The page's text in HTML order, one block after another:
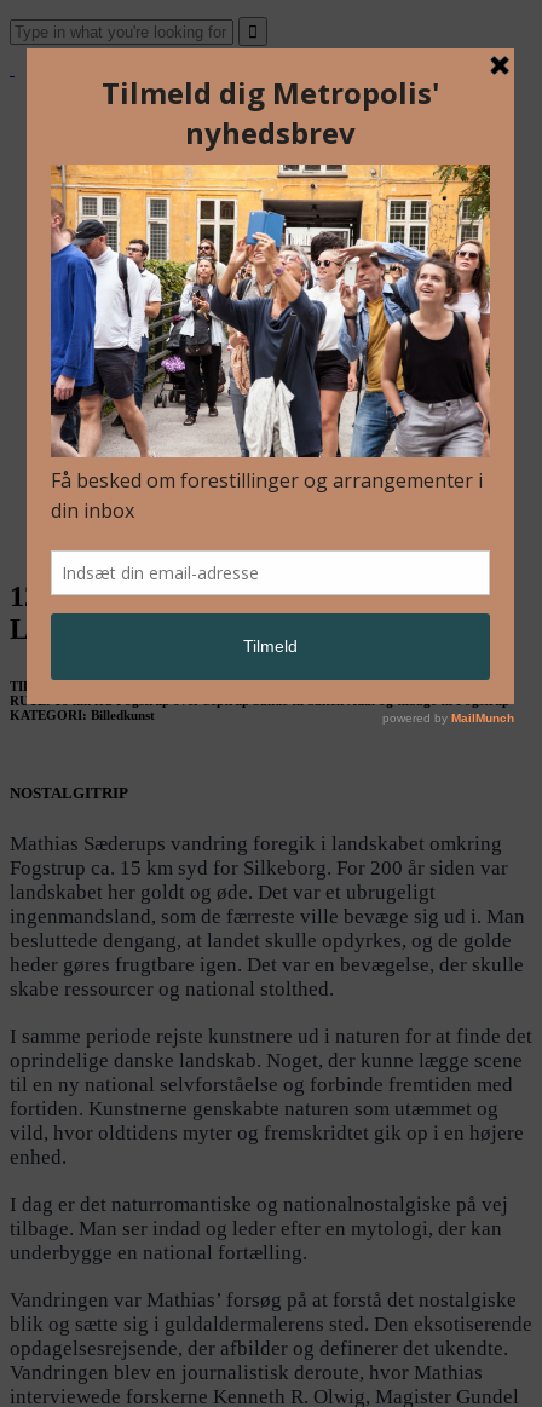
Blog
Arkiv
Nyhedsbrev
Kalender
Kontakt
Dansk
Om Os
Blog
Arkiv
Nyhedsbrev
Kalender
Dansk
12. juli: Mathias Sæderup / Walking
Landscapes Silkeborg
TID: 12. juli kl. 11.00-23.00
RUTE: 18 km fra Fogstrup over Septrup Sande til Salten Ådal og tilbage til Fogstrup
KATEGORI: Billedkunst
NOSTALGITRIP
Mathias Sæderups vandring foregik i landskabet omkring
Fogstrup ca. 15 km syd for Silkeborg. For 200 år siden var
landskabet her goldt og øde. Det var et ubrugeligt
ingenmandsland, som de færreste ville bevæge sig ud i. Man
besluttede dengang, at landet skulle opdyrkes, og de golde
heder gøres frugtbare igen. Det var en bevægelse, der skulle
skabe ressourcer og national stolthed.
I samme periode rejste kunstnere ud i naturen for at finde det
oprindelige danske landskab. Noget, der kunne lægge scene
til en ny national selvforståelse og forbinde fremtiden med
fortiden. Kunstnerne genskabte naturen som utæmmet og
vild, hvor oldtidens myter og fremskridtet gik op i en højere
enhed.
I dag er det naturromantiske og nationalnostalgiske på vej
tilbage. Man ser indad og leder efter en mytologi, der kan
underbygge en national fortælling.
Vandringen var Mathias’ forsøg på at forstå det nostalgiske
blik og sætte sig i guldaldermalerens sted. Den eksotiserende
opdagelsesrejsende, der afbilder og definerer det ukendte.
Vandringen blev en journalistisk deroute, hvor Mathias
interviewede forskerne Kenneth R. Olwig, Magister Gundel